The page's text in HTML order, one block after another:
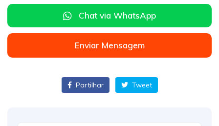
Chat via WhatsApp
Enviar Mensagem
Partilhar Tweet